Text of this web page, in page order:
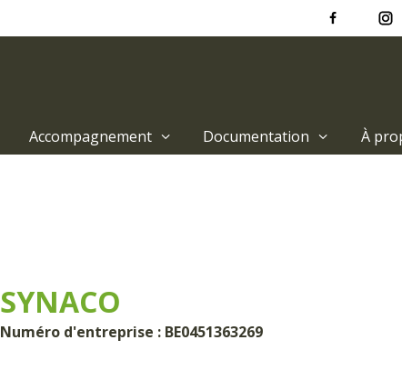
Accompagnement Documentation À
SYNACO
Numéro d'entreprise : BE0451363269